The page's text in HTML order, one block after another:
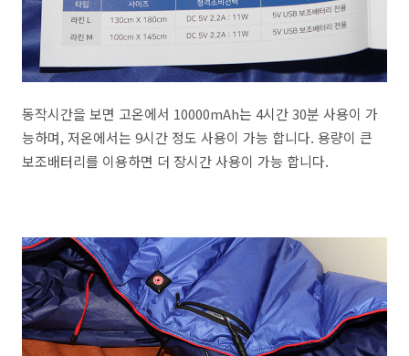
동작시간을 보면 고온에서 10000mAh는 4시간 30분 사용이 가
능하며, 저온에서는 9시간 정도 사용이 가능 합니다. 용량이 큰
보조배터리를 이용하면 더 장시간 사용이 가능 합니다.